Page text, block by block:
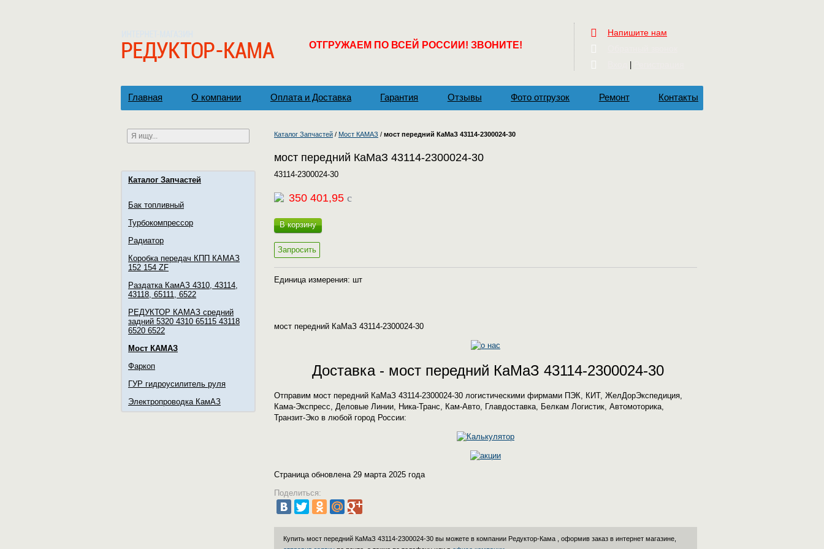
ОТГРУЖАЕМ ПО ВСЕЙ РОССИИ! ЗВОНИТЕ!
Напишите нам
|
Главная О компании Оплата и Доставка Гарантия Отзывы Фото отгрузок Ремонт Контакты
Каталог Запчастей
Бак топливный
Турбокомпрессор
Радиатор
Коробка передач КПП КАМАЗ
152 154 ZF
Раздатка КамАЗ 4310, 43114,
43118, 65111, 6522
РЕДУКТОР КАМАЗ средний
задний 5320 4310 65115 43118
6520 6522
Мост КАМАЗ
Фаркоп
ГУР гидроусилитель руля
Электропроводка КамАЗ
Каталог Запчастей / Мост КАМАЗ / мост передний КаМаЗ 43114-2300024-30
мост передний КаМаЗ 43114-2300024-30
43114-2300024-30
350 401,95 c
В корзину
Запросить
Единица измерения: шт
мост передний КаМаЗ 43114-2300024-30
Доставка - мост передний КаМаЗ 43114-2300024-30
Отправим мост передний КаМаЗ 43114-2300024-30 логистическими фирмами ПЭК, КИТ, ЖелДорЭкспедиция,
Кама-Экспресс, Деловые Линии, Ника-Транс, Кам-Авто, Главдоставка, Белкам Логистик, Автомоторика,
Транзит-Эко в любой город России:
Страница обновлена 29 марта 2025 года
Поделиться:
Купить мост передний КаМаЗ 43114-2300024-30 вы можете в компании Редуктор-Кама , оформив заказ в интернет магазине,